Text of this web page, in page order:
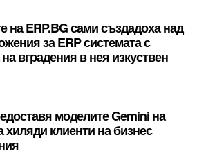
на ERP.BG сами създадоха над
за ERP системата с
вградения в нея изкуствен
моделите Gemini на
хиляди клиенти на бизнес